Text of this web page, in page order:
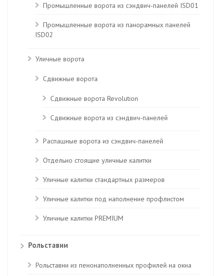
Промышленные ворота из сэндвич-панелей ISD01
Промышленные ворота из панорамных панелей
ISD02
Уличные ворота
Сдвижные ворота
Сдвижные ворота Revolution
Сдвижные ворота из сэндвич-панелей
Распашные ворота из сэндвич-панелей
Отдельно стоящие уличные калитки
Уличные калитки стандартных размеров
Уличные калитки под наполнение профлистом
Уличные калитки PREMIUM
Рольставни
Рольставни из пенонаполненных профилей на окна